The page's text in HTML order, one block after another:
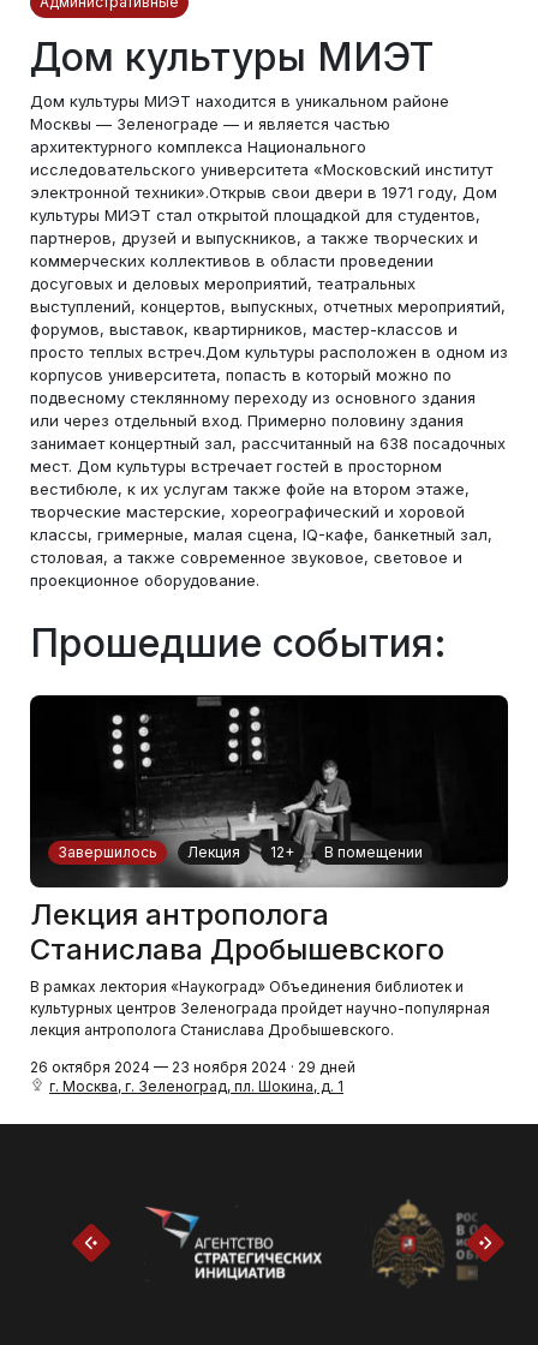
Дом культуры МИЭТ
Дом культуры МИЭТ находится в уникальном районе
Москвы — Зеленограде — и является частью
архитектурного комплекса Национального
исследовательского университета «Московский институт
электронной техники».Открыв свои двери в 1971 году, Дом
культуры МИЭТ стал открытой площадкой для студентов,
партнеров, друзей и выпускников, а также творческих и
коммерческих коллективов в области проведении
досуговых и деловых мероприятий, театральных
выступлений, концертов, выпускных, отчетных мероприятий,
форумов, выставок, квартирников, мастер-классов и
просто теплых встреч.Дом культуры расположен в одном из
корпусов университета, попасть в который можно по
подвесному стеклянному переходу из основного здания
или через отдельный вход. Примерно половину здания
занимает концертный зал, рассчитанный на 638 посадочных
мест. Дом культуры встречает гостей в просторном
вестибюле, к их услугам также фойе на втором этаже,
творческие мастерские, хореографический и хоровой
классы, гримерные, малая сцена, IQ-кафе, банкетный зал,
столовая, а также современное звуковое, световое и
проекционное оборудование.
Прошедшие события:
Завершилось Лекция 12+ В помещении
Лекция антрополога
Станислава Дробышевского
В рамках лектория «Наукоград» Объединения библиотек и
культурных центров Зеленограда пройдет научно-популярная
лекция антрополога Станислава Дробышевского.
26 октября 2024 — 23 ноября 2024 · 29 дней
г. Москва, г. Зеленоград, пл. Шокина, д. 1